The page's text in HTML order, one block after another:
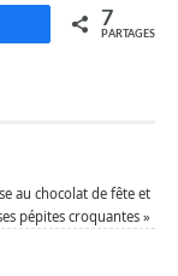
Partagez 7
PARTAGES
au chocolat de fête et
pépites croquantes»